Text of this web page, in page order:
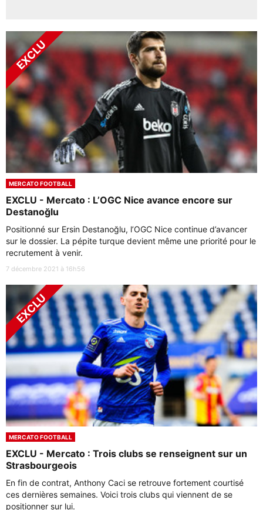
MERCATO FOOTBALL
EXCLU - Mercato : L’OGC Nice avance encore sur
Destanoğlu
Positionné sur Ersin Destanoğlu, l’OGC Nice continue d’avancer
sur le dossier. La pépite turque devient même une priorité pour le
recrutement à venir.
7 décembre 2021 à 16h56
MERCATO FOOTBALL
EXCLU - Mercato : Trois clubs se renseignent sur un
Strasbourgeois
En fin de contrat, Anthony Caci se retrouve fortement courtisé
ces dernières semaines. Voici trois clubs qui viennent de se
positionner sur lui.